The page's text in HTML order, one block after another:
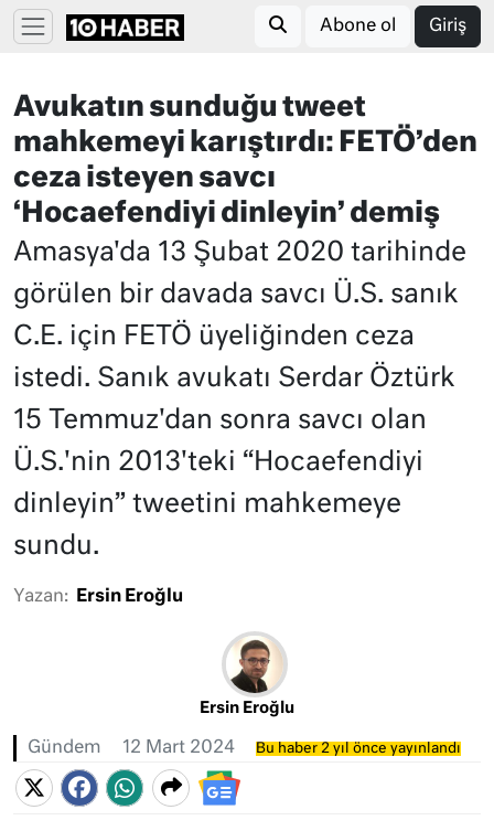
Abone ol Giriş
Avukatın sunduğu tweet
mahkemeyi karıştırdı: FETÖ’den
ceza isteyen savcı
‘Hocaefendiyi dinleyin’ demiş
Amasya'da 13 Şubat 2020 tarihinde
görülen bir davada savcı Ü.S. sanık
C.E. için FETÖ üyeliğinden ceza
istedi. Sanık avukatı Serdar Öztürk
15 Temmuz'dan sonra savcı olan
Ü.S.'nin 2013'teki “Hocaefendiyi
dinleyin” tweetini mahkemeye
sundu.
Yazan: Ersin Eroğlu
Ersin Eroğlu
Gündem 12 Mart 2024 Bu haber 2 yıl önce yayınlandı